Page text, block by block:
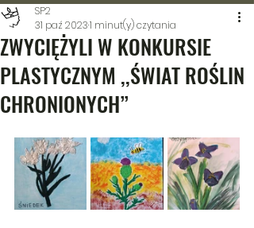
ZWYCIĘŻYLI W KONKURSIE
PLASTYCZNYM ,,ŚWIAT ROŚLIN
CHRONIONYCH”
SP2
31 paź 20231 minut(y) czytania